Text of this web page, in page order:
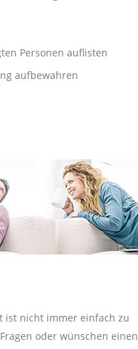
Personen auflisten
aufbewahren
ist nicht immer einfach zu
oder wünschen einen